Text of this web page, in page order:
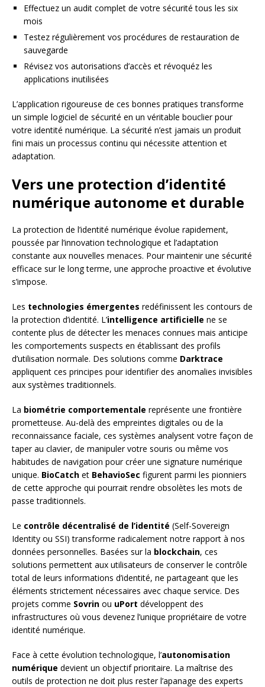
Effectuez un audit complet de votre sécurité tous les six
mois
Testez régulièrement vos procédures de restauration de
sauvegarde
Révisez vos autorisations d’accès et révoquéz les
applications inutilisées
L’application rigoureuse de ces bonnes pratiques transforme
un simple logiciel de sécurité en un véritable bouclier pour
votre identité numérique. La sécurité n’est jamais un produit
fini mais un processus continu qui nécessite attention et
adaptation.
Vers une protection d’identité
numérique autonome et durable
La protection de l’identité numérique évolue rapidement,
poussée par l’innovation technologique et l’adaptation
constante aux nouvelles menaces. Pour maintenir une sécurité
efficace sur le long terme, une approche proactive et évolutive
s’impose.
Les technologies émergentes redéfinissent les contours de
la protection d’identité. L’intelligence artificielle ne se
contente plus de détecter les menaces connues mais anticipe
les comportements suspects en établissant des profils
d’utilisation normale. Des solutions comme Darktrace
appliquent ces principes pour identifier des anomalies invisibles
aux systèmes traditionnels.
La biométrie comportementale représente une frontière
prometteuse. Au-delà des empreintes digitales ou de la
reconnaissance faciale, ces systèmes analysent votre façon de
taper au clavier, de manipuler votre souris ou même vos
habitudes de navigation pour créer une signature numérique
unique. BioCatch et BehavioSec figurent parmi les pionniers
de cette approche qui pourrait rendre obsolètes les mots de
passe traditionnels.
Le contrôle décentralisé de l’identité (Self-Sovereign
Identity ou SSI) transforme radicalement notre rapport à nos
données personnelles. Basées sur la blockchain, ces
solutions permettent aux utilisateurs de conserver le contrôle
total de leurs informations d’identité, ne partageant que les
éléments strictement nécessaires avec chaque service. Des
projets comme Sovrin ou uPort développent des
infrastructures où vous devenez l’unique propriétaire de votre
identité numérique.
Face à cette évolution technologique, l’autonomisation
numérique devient un objectif prioritaire. La maîtrise des
outils de protection ne doit plus rester l’apanage des experts